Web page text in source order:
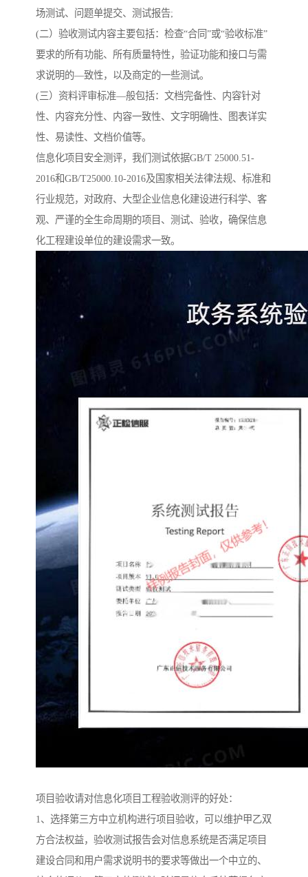
场测试、问题单提交、测试报告;
(二）验收测试内容主要包括：检查“合同”或“验收标准”
要求的所有功能、所有质量特性，验证功能和接口与需
求说明的—致性，以及商定的一些测试。
(三）资料评审标准—般包括：文档完备性、内容针对
性、内容充分性、内容一致性、文字明确性、图表详实
性、易读性、文档价值等。
信息化项目安全测评，我们测试依据GB/T 25000.51-
2016和GB/T25000.10-2016及国家相关法律法规、标准和
行业规范，对政府、大型企业信息化建设进行科学、客
观、严谨的全生命周期的项目、测试、验收，确保信息
化工程建设单位的建设需求一致。
项目验收请对信息化项目工程验收测评的好处：
1、选择第三方中立机构进行项目验收，可以维护甲乙双
方合法权益，验收测试报告会对信息系统是否满足项目
建设合同和用户需求说明书的要求等做出一个中立的、